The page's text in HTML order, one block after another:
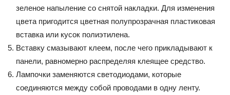
зеленое напыление со снятой накладки. Для изменения
цвета пригодится цветная полупрозрачная пластиковая
вставка или кусок полиэтилена.
Вставку смазывают клеем, после чего прикладывают к
панели, равномерно распределяя клеящее средство.
Лампочки заменяются светодиодами, которые
соединяются между собой проводами в одну ленту.